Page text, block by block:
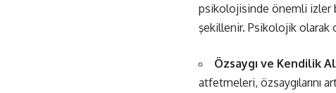
psikolojisinde önemli izler
şekillenir. Psikolojik olarak
Özsaygı ve Kendilik
atfetmeleri, özsaygılarını